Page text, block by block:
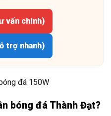
vấn chính)
trợ nhanh)
đá 150W
bóng đá Thành Đạt?